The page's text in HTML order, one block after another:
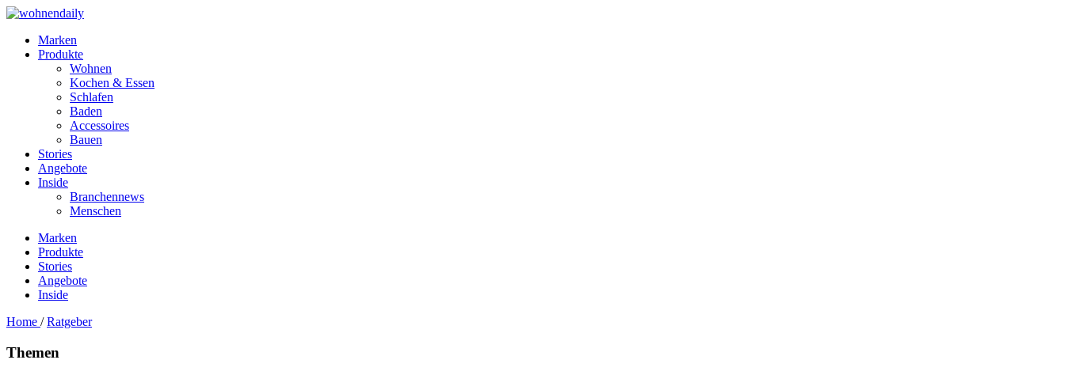
Marken
Produkte
Wohnen
Kochen & Essen
Schlafen
Baden
Accessoires
Bauen
Stories
Angebote
Inside
Branchennews
Menschen
Marken
Produkte
Stories
Angebote
Inside
Home /Ratgeber
Themen